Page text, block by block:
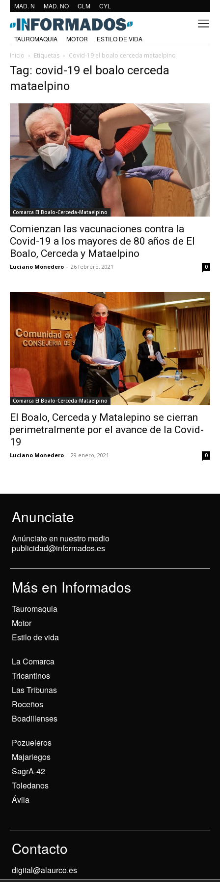
MAD. N MAD. NO CLM CYL
TAUROMAQUIA MOTOR
ESTILO DE VIDA
Inicio
Etiquetas Covid-19 el boalo cerceda mataelpino
Tag: covid-19 el boalo cerceda
mataelpino
Comarca El Boalo-Cerceda-Mataelpino
Comienzan las vacunaciones contra la
Covid-19 a los mayores de 80 años de El
Boalo, Cerceda y Mataelpino
Luciano Monedero - 26 febrero, 2021 0
Comarca El Boalo-Cerceda-Mataelpino
El Boalo, Cerceda y Matalepino se cierran
perimetralmente por el avance de la Covid-
19
Luciano Monedero - 29 enero, 2021 0
Anunciate
Anúnciate en nuestro medio
publicidad@informados.es
Más en Informados
Tauromaquia
Motor
Estilo de vida
La Comarca
Tricantinos
Las Tribunas
Roceños
Boadillenses
Pozueleros
Majariegos
SagrA-42
Toledanos
Ávila
Contacto
digital@alaurco.es